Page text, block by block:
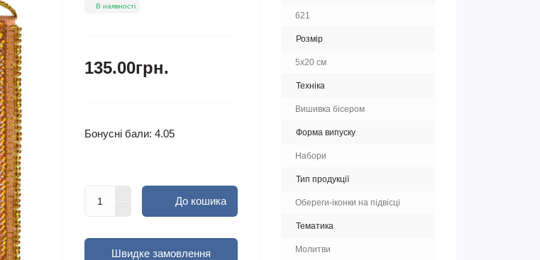
В наявності
135.00грн.
Бонусні бали: 4.05
До кошика
Швидке замовлення
621
Розмір
5х20 см
Техніка
Вишивка бісером
Форма випуску
Набори
Тип продукції
Обереги-іконки на підвісці
Тематика
Молитви